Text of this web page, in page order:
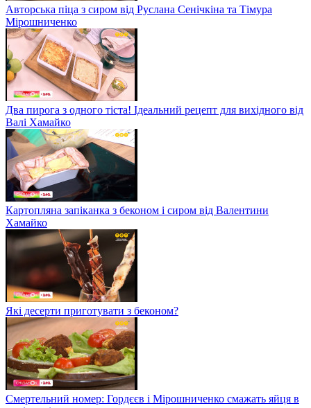
Авторська піца з сиром від Руслана Сенічкіна та Тімура
Мірошниченко
Два пирога з одного тіста! Ідеальний рецепт для вихідного від
Валі Хамайко
Картопляна запіканка з беконом і сиром від Валентини
Хамайко
Які десерти приготувати з беконом?
Смертельний номер: Гордєєв і Мірошниченко смажать яйця в